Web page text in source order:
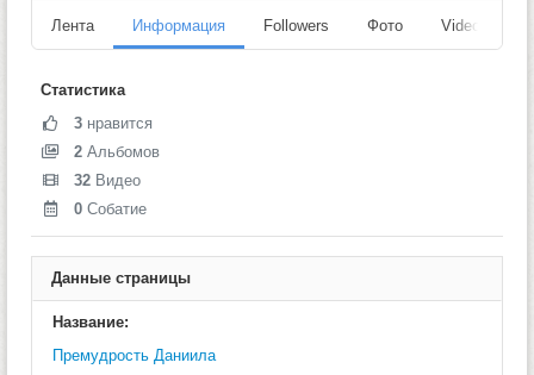
Лента Информация Followers Фото Videos
Статистика
3 нравится
2 Альбомов
32 Видео
0 Собатие
Данные страницы
Название:
Премудрость Даниила